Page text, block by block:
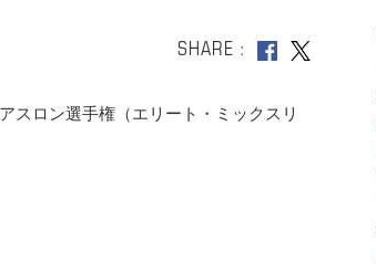
SHARE
スロン選手権（エリート・ミックスリ